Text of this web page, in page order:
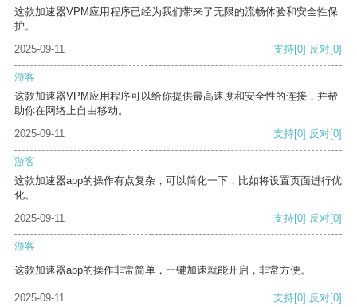
这款加速器VPM应用程序已经为我们带来了无限的流畅体验和安全性保
护。
2025-09-11
支持[0] 反对[0]
游客
这款加速器VPM应用程序可以给你提供最高速度和安全性的连接，并帮
助你在网络上自由移动。
2025-09-11
支持[0] 反对[0]
游客
这款加速器app的操作有点复杂，可以简化一下，比如将设置页面进行优
化。
2025-09-11
支持[0] 反对[0]
游客
这款加速器app的操作非常简单，一键加速就能开启，非常方便。
2025-09-11 支持[0] 反对[0]